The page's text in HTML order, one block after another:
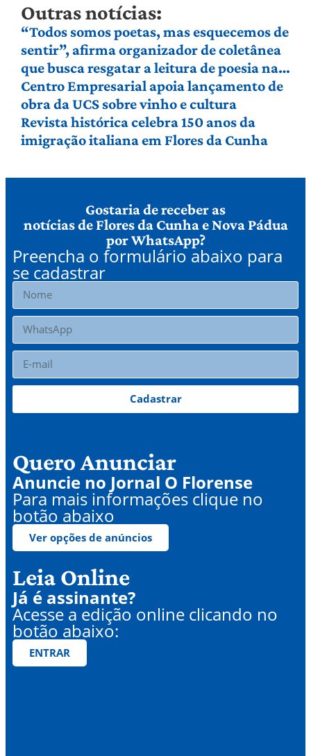
Outras notícias:
“Todos somos poetas, mas esquecemos de
sentir”, afirma organizador de coletânea
que busca resgatar a leitura de poesia na
Serra Gaúcha
Centro Empresarial apoia lançamento de
obra da UCS sobre vinho e cultura
Revista histórica celebra 150 anos da
imigração italiana em Flores da Cunha
Gostaria de receber as
notícias de Flores da Cunha e Nova Pádua
por WhatsApp?
Preencha o formulário abaixo para
se cadastrar
Cadastrar
Quero Anunciar
Anuncie no Jornal O Florense
Para mais informações clique no
botão abaixo
Ver opções de anúncios
Leia Online
Já é assinante?
Acesse a edição online clicando no
botão abaixo:
ENTRAR